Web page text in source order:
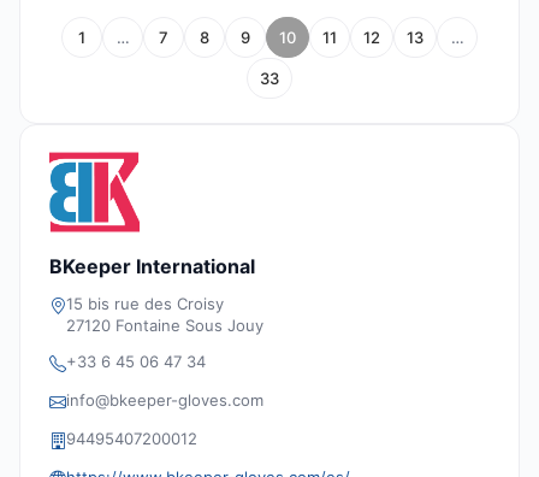
1 … 7 8 9 10 11 12 13 …
33
BKeeper International
15 bis rue des Croisy
27120 Fontaine Sous Jouy
+33 6 45 06 47 34
info@bkeeper-gloves.com
94495407200012